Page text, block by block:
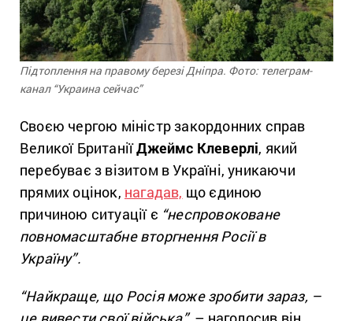
Підтоплення на правому березі Дніпра. Фото: телеграм-
канал “Украина сейчас”
Своєю чергою міністр закордонних справ
Великої БританіїДжеймс Клеверлі, який
перебуває з візитом в Україні, уникаючи
прямих оцінок, нагадав, що єдиною
причиною ситуації є “неспровоковане
повномасштабне вторгнення Росії в
Україну”.
“Найкраще, що Росія може зробити зараз, –